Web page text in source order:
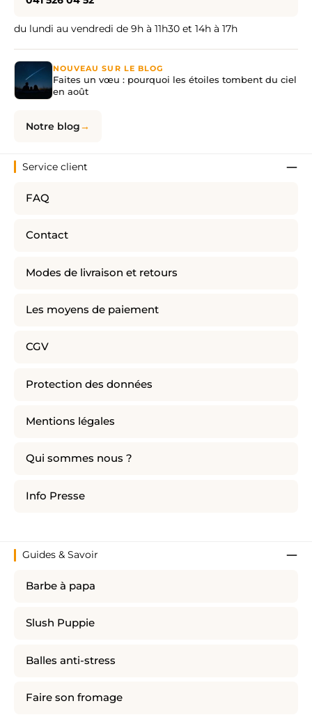
du lundi au vendredi de 9h à 11h30 et 14h à 17h
NOUVEAU SUR LE BLOG
Faites un vœu : pourquoi les étoiles tombent du ciel
en août
Notre blog
Service client
FAQ
Contact
Modes de livraison et retours
Les moyens de paiement
CGV
Protection des données
Mentions légales
Qui sommes nous ?
Info Presse
Guides & Savoir
Barbe à papa
Slush Puppie
Balles anti-stress
Faire son fromage